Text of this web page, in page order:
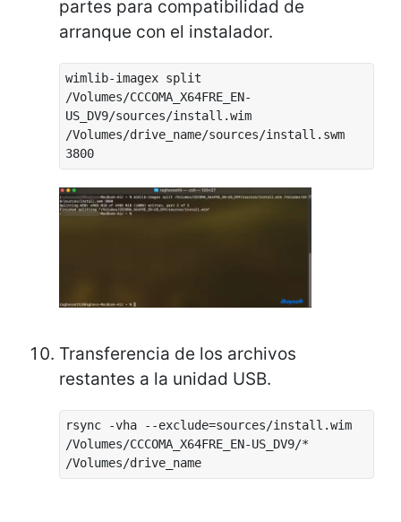
partes para compatibilidad de
arranque con el instalador.
wimlib-imagex split
/Volumes/CCCOMA_X64FRE_EN-
US_DV9/sources/install.wim
/Volumes/drive_name/sources/install.swm
3800
Transferencia de los archivos
restantes a la unidad USB.
rsync -vha --exclude=sources/install.wim
/Volumes/CCCOMA_X64FRE_EN-US_DV9/*
/Volumes/drive_name